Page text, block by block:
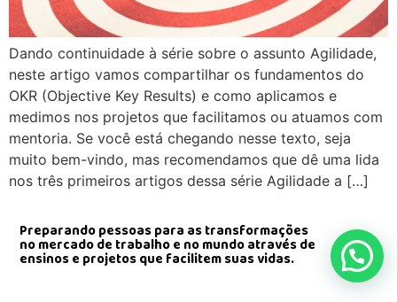
Dando continuidade à série sobre o assunto Agilidade,
neste artigo vamos compartilhar os fundamentos do
OKR (Objective Key Results) e como aplicamos e
medimos nos projetos que facilitamos ou atuamos com
mentoria. Se você está chegando nesse texto, seja
muito bem-vindo, mas recomendamos que dê uma lida
nos três primeiros artigos dessa série Agilidade a […]
Preparando pessoas para as transformações
no mercado de trabalho e no mundo através de
ensinos e projetos que facilitem suas vidas.